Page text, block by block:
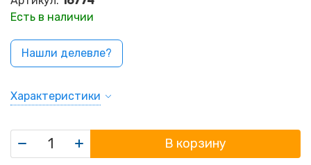
Есть в наличии
Нашли делевле?
Характеристики
В корзину